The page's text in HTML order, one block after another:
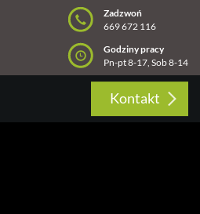
Zadzwoń
669 672 116
Godziny pracy
Pn-pt 8-17, Sob 8-14
Kontakt